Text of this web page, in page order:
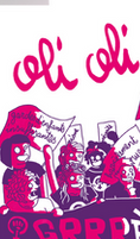
votations
flashmob